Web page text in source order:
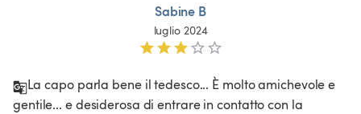
Sabine B
luglio 2024
La capo parla bene il tedesco... È molto amichevole e
gentile... e desiderosa di entrare in contatto con la